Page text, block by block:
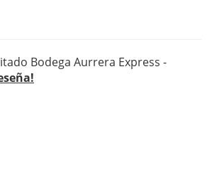
Bodega Aurrera Express -